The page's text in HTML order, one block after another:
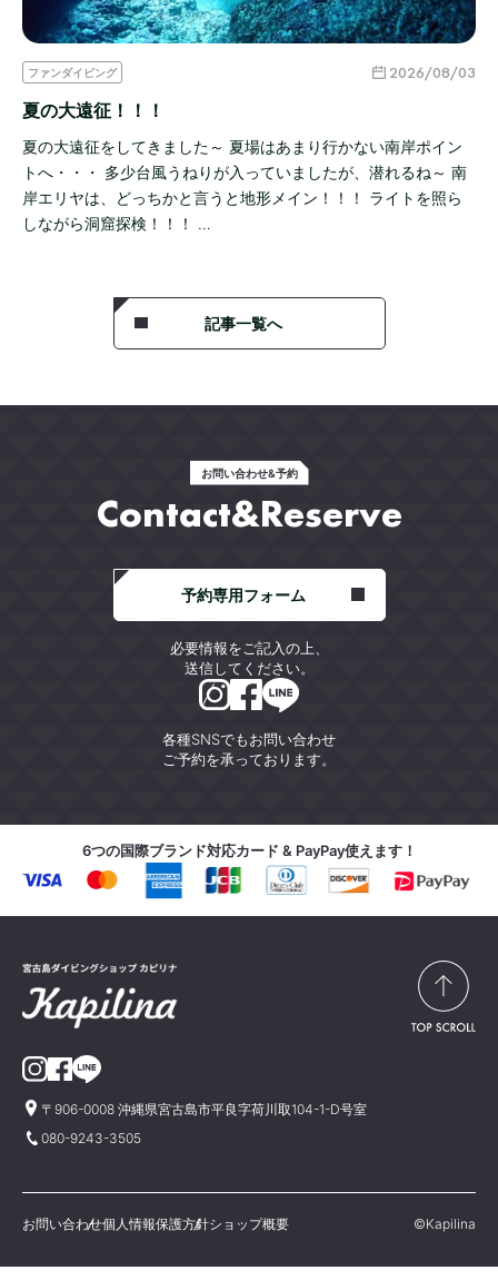
ファンダイビング 2026/08/03
夏の大遠征！！！
夏の大遠征をしてきました～ 夏場はあまり行かない南岸ポイン
トへ・・・ 多少台風うねりが入っていましたが、潜れるね～ 南
岸エリヤは、どっちかと言うと地形メイン！！！ ライトを照ら
しながら洞窟探検！！！ …
記事一覧へ
お問い合わせ&予約
Contact&Reserve
各種SNSでもお問い合わせ
ご予約を承っております。
予約専用フォーム
必要情報をご記入の上、
送信してください。
6つの国際ブランド対応カード & PayPay使えます！
〒906-0008 沖縄県宮古島市平良字荷川取104-1-D号室
080-9243-3505
お問い合わせ個人情報保護方針ショップ概要 ©Kapilina